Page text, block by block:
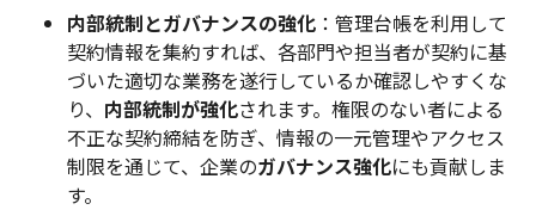
内部統制とガバナンスの強化 ：管理台帳を利用して
契約情報を集約すれば、各部門や担当者が契約に基
づいた適切な業務を遂行しているか確認しやすくな
り、 内部統制が強化されます。権限のない者による
不正な契約締結を防ぎ、情報の一元管理やアクセス
制限を通じて、企業のガバナンス強化にも貢献しま
す。